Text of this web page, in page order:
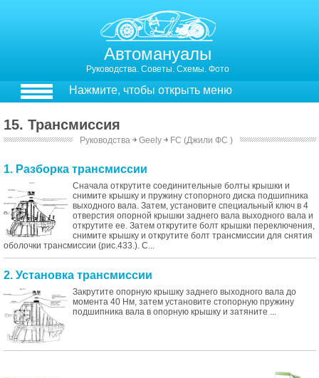
Автомануалы
Руководства. Советы. Схемы. Фото
Нажмите, чтобы открыть меню
15. Трансмиссия
Руководства ￫ Geely ￫ FC (Джили ФС )
1. Разборка трансмиссии
Сначала открутите соединительные болты крышки и
снимите крышку и пружину стопорного диска подшипника
выходного вала. Затем, установите специальный ключ в 4
отверстия опорной крышки заднего вала выходного вала и
открутите ее. Затем открутите болт крышки переключения,
снимите крышку и открутите болт трансмиссии для снятия
оболочки трансмиссии (рис.433.). С...
2. Установка трансмиссии
Закрутите опорную крышку заднего выходного вала до
момента 40 Нм, затем установите стопорную пружину
подшипника вала в опорную крышку и затяните ...